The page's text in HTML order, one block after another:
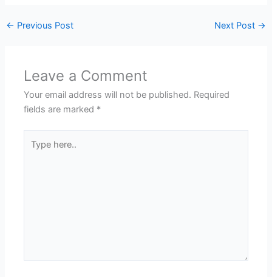
← Previous Post Next Post →
Leave a Comment
Your email address will not be published. Required
fields are marked *
here..